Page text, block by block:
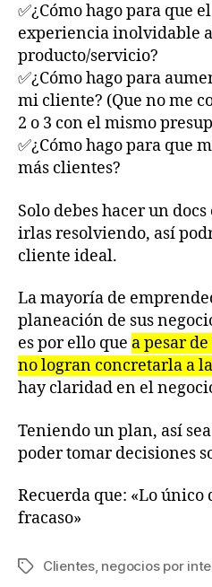
✅¿Cómo hago para que
experiencia inolvidable
producto/servicio?
✅¿Cómo hago para
mi cliente? (Que no me
2 o 3 con el mismo
✅¿Cómo hago para que
más clientes?
Solo debes hacer un
irlas resolviendo, así
cliente ideal.
La mayoría de
planeación de sus
es por ello que a pesar
no logran concretarla a
hay claridad en el
Teniendo un plan, así
poder tomar decisiones
Recuerda que: «Lo único
fracaso»
Clientes, negocios por